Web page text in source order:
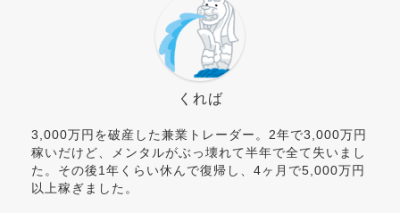
くれば
3,000万円を破産した兼業トレーダー。2年で3,000万円
稼いだけど、メンタルがぶっ壊れて半年で全て失いまし
た。その後1年くらい休んで復帰し、4ヶ月で5,000万円
以上稼ぎました。